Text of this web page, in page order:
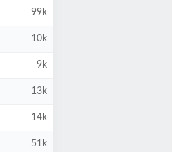
99k
10k
9k
13k
14k
51k